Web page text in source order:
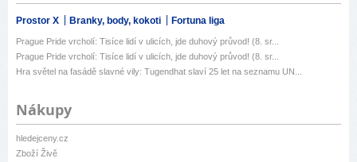
Prostor X Branky, body, kokoti Fortuna liga
Prague Pride vrcholí: Tisíce lidí v ulicích, jde duhový průvod! (8. sr...
Prague Pride vrcholí: Tisíce lidí v ulicích, jde duhový průvod! (8. sr...
Hra světel na fasádě slavné vily: Tugendhat slaví 25 let na seznamu UN...
Nákupy
hledejceny.cz
Zboží Živě